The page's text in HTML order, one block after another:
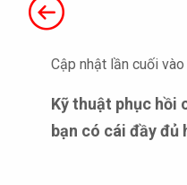
Cập nhật lần cuối
Kỹ thuật phục hồi
bạn có cái đầy đủ